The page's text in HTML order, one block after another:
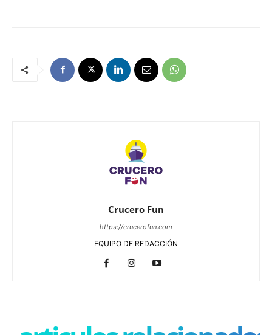
Crucero Fun
https://crucerofun.com
EQUIPO DE REDACCIÓN